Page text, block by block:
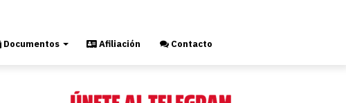
Documentos Afiliación Contacto